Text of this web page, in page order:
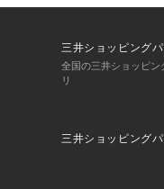
02サイズ（M）：165～
※標準体型を基にした目
に、アソビ心とストリ
三井ショッピング
全国の三井ショッピ
リ
三井ショッピング